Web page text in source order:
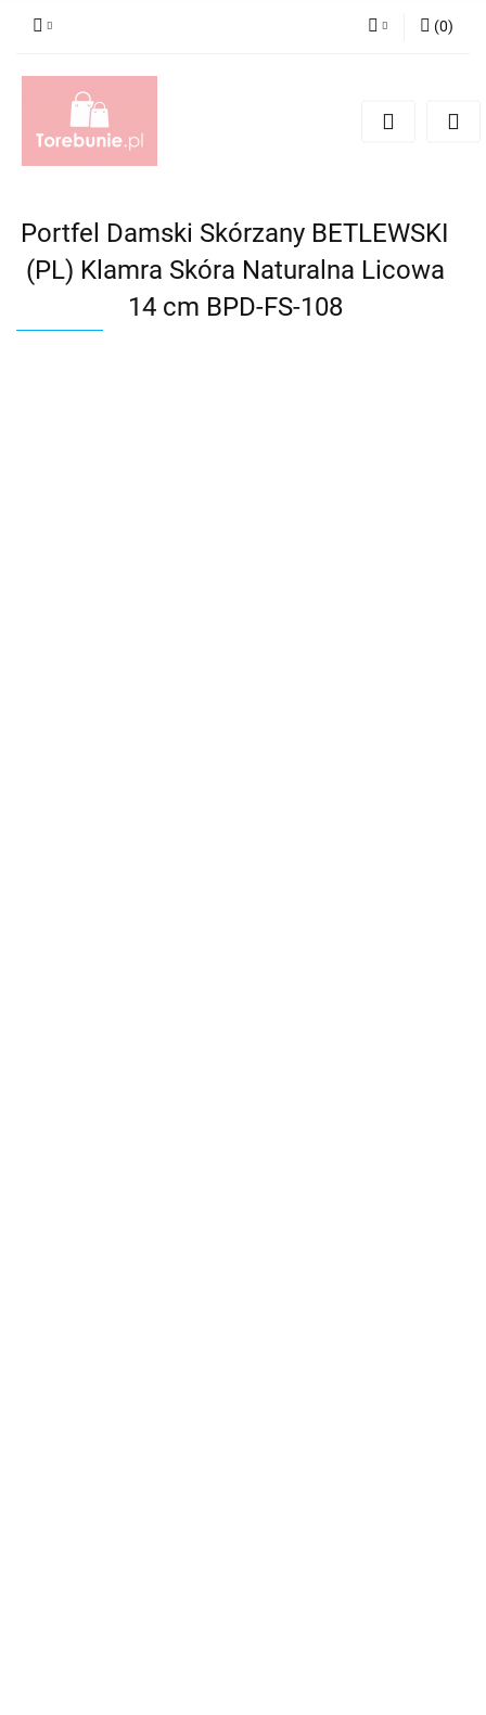
Zarejestruj się
(0)
Portfel Damski Skórzany BETLEWSKI
(PL) Klamra Skóra Naturalna Licowa
14 cm BPD-FS-108